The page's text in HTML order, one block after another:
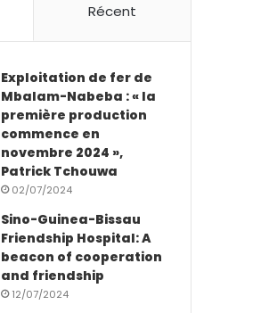
Récent
Exploitation de fer de
Mbalam-Nabeba : « la
première production
commence en
novembre 2024 »,
Patrick Tchouwa
02/07/2024
Sino-Guinea-Bissau
Friendship Hospital: A
beacon of cooperation
and friendship
12/07/2024